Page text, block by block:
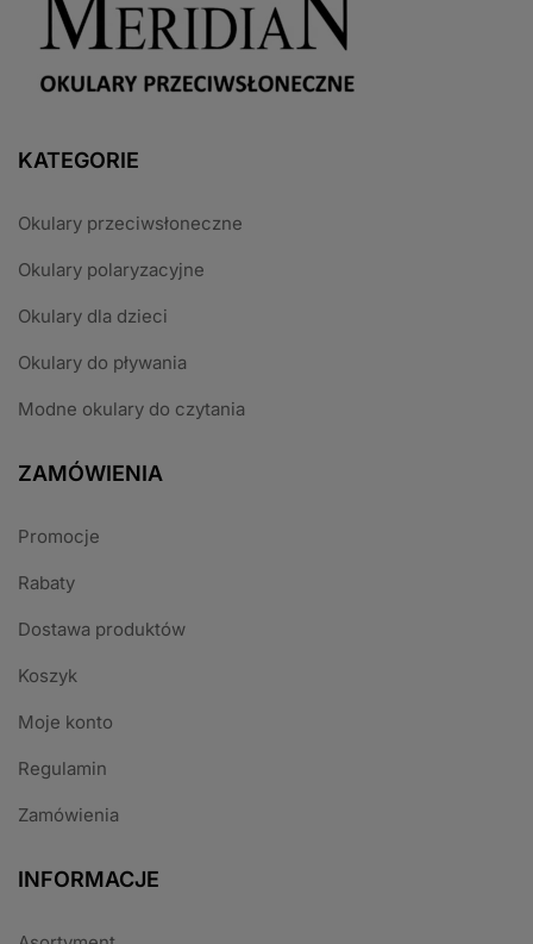
KATEGORIE
Okulary przeciwsłoneczne
Okulary polaryzacyjne
Okulary dla dzieci
Okulary do pływania
Modne okulary do czytania
ZAMÓWIENIA
Promocje
Rabaty
Dostawa produktów
Koszyk
Moje konto
Regulamin
Zamówienia
INFORMACJE